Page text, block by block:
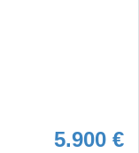
5.900 €